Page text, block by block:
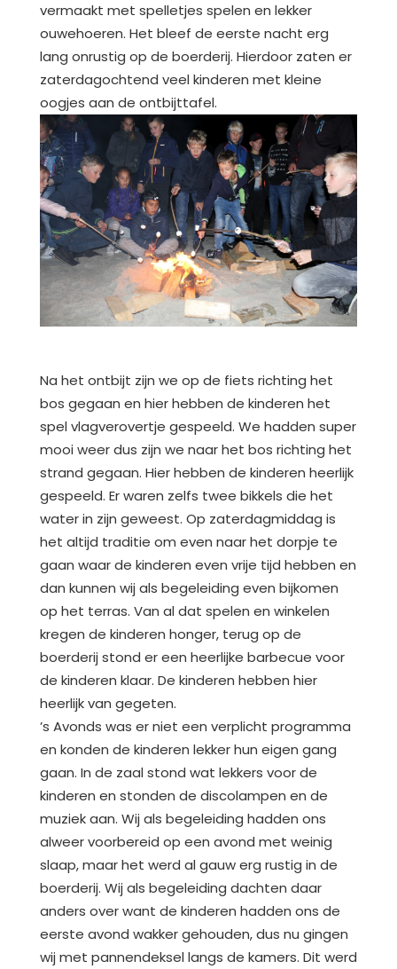
vermaakt met spelletjes spelen en lekker
ouwehoeren. Het bleef de eerste nacht erg
lang onrustig op de boerderij. Hierdoor zaten er
zaterdagochtend veel kinderen met kleine
oogjes aan de ontbijttafel.
Na het ontbijt zijn we op de fiets richting het
bos gegaan en hier hebben de kinderen het
spel vlagverovertje gespeeld. We hadden super
mooi weer dus zijn we naar het bos richting het
strand gegaan. Hier hebben de kinderen heerlijk
gespeeld. Er waren zelfs twee bikkels die het
water in zijn geweest. Op zaterdagmiddag is
het altijd traditie om even naar het dorpje te
gaan waar de kinderen even vrije tijd hebben en
dan kunnen wij als begeleiding even bijkomen
op het terras. Van al dat spelen en winkelen
kregen de kinderen honger, terug op de
boerderij stond er een heerlijke barbecue voor
de kinderen klaar. De kinderen hebben hier
heerlijk van gegeten.
’s Avonds was er niet een verplicht programma
en konden de kinderen lekker hun eigen gang
gaan. In de zaal stond wat lekkers voor de
kinderen en stonden de discolampen en de
muziek aan. Wij als begeleiding hadden ons
alweer voorbereid op een avond met weinig
slaap, maar het werd al gauw erg rustig in de
boerderij. Wij als begeleiding dachten daar
anders over want de kinderen hadden ons de
eerste avond wakker gehouden, dus nu gingen
wij met pannendeksel langs de kamers. Dit werd